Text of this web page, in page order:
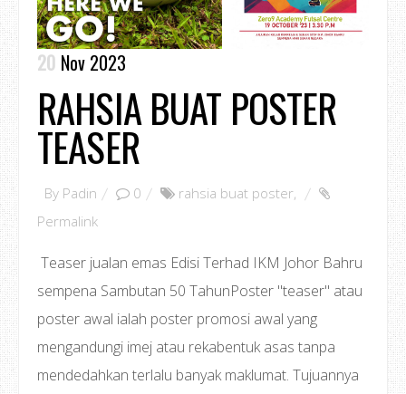
20 Nov 2023
RAHSIA BUAT POSTER
TEASER
By Padin 0 rahsia buat poster,
Permalink
Teaser jualan emas Edisi Terhad IKM Johor Bahru
sempena Sambutan 50 TahunPoster "teaser" atau
poster awal ialah poster promosi awal yang
mengandungi imej atau rekabentuk asas tanpa
mendedahkan terlalu banyak maklumat. Tujuannya